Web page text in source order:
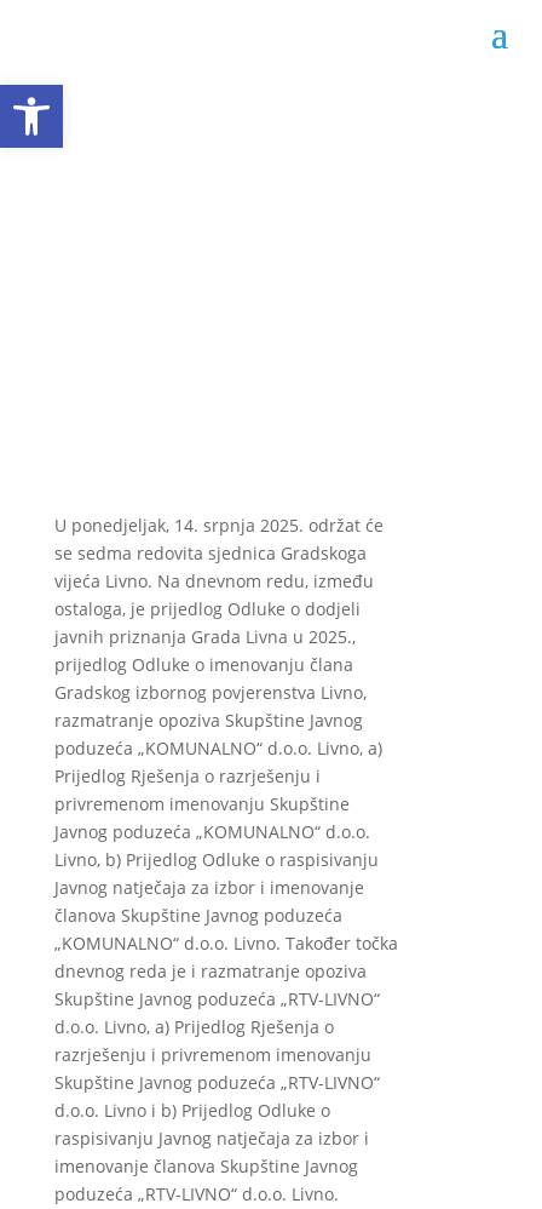
U ponedjeljak, 14. srpnja 2025. održat će
se sedma redovita sjednica Gradskoga
vijeća Livno. Na dnevnom redu, između
ostaloga, je prijedlog Odluke o dodjeli
javnih priznanja Grada Livna u 2025.,
prijedlog Odluke o imenovanju člana
Gradskog izbornog povjerenstva Livno,
razmatranje opoziva Skupštine Javnog
poduzeća „KOMUNALNO“ d.o.o. Livno, a)
Prijedlog Rješenja o razrješenju i
privremenom imenovanju Skupštine
Javnog poduzeća „KOMUNALNO“ d.o.o.
Livno, b) Prijedlog Odluke o raspisivanju
Javnog natječaja za izbor i imenovanje
članova Skupštine Javnog poduzeća
„KOMUNALNO“ d.o.o. Livno. Također točka
dnevnog reda je i razmatranje opoziva
Skupštine Javnog poduzeća „RTV-LIVNO“
d.o.o. Livno, a) Prijedlog Rješenja o
razrješenju i privremenom imenovanju
Skupštine Javnog poduzeća „RTV-LIVNO“
d.o.o. Livno i b) Prijedlog Odluke o
raspisivanju Javnog natječaja za izbor i
imenovanje članova Skupštine Javnog
poduzeća „RTV-LIVNO“ d.o.o. Livno.
Open toolbar